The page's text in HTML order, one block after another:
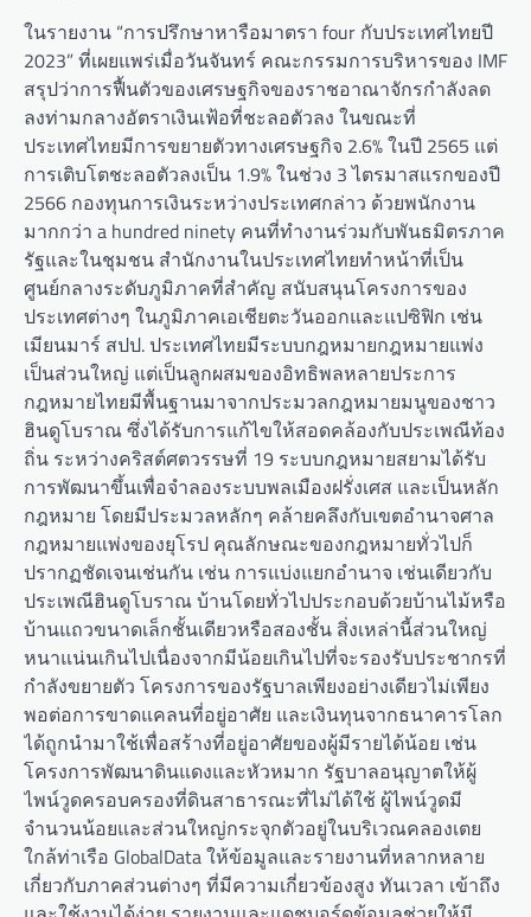
ในรายงาน “การปรึกษาหารือมาตรา four กับประเทศไทยปี
2023” ที่เผยแพร่เมื่อวันจันทร์ คณะกรรมการบริหารของ IMF
สรุปว่าการฟื้นตัวของเศรษฐกิจของราชอาณาจักรกำลังลด
ลงท่ามกลางอัตราเงินเฟ้อที่ชะลอตัวลง ในขณะที่
ประเทศไทยมีการขยายตัวทางเศรษฐกิจ 2.6% ในปี 2565 แต่
การเติบโตชะลอตัวลงเป็น 1.9% ในช่วง 3 ไตรมาสแรกของปี
2566 กองทุนการเงินระหว่างประเทศกล่าว ด้วยพนักงาน
มากกว่า a hundred ninety คนที่ทำงานร่วมกับพันธมิตรภาค
รัฐและในชุมชน สำนักงานในประเทศไทยทำหน้าที่เป็น
ศูนย์กลางระดับภูมิภาคที่สำคัญ สนับสนุนโครงการของ
ประเทศต่างๆ ในภูมิภาคเอเชียตะวันออกและแปซิฟิก เช่น
เมียนมาร์ สปป. ประเทศไทยมีระบบกฎหมายกฎหมายแพ่ง
เป็นส่วนใหญ่ แต่เป็นลูกผสมของอิทธิพลหลายประการ
กฎหมายไทยมีพื้นฐานมาจากประมวลกฎหมายมนูของชาว
ฮินดูโบราณ ซึ่งได้รับการแก้ไขให้สอดคล้องกับประเพณีท้อง
ถิ่น ระหว่างคริสต์ศตวรรษที่ 19 ระบบกฎหมายสยามได้รับ
การพัฒนาขึ้นเพื่อจำลองระบบพลเมืองฝรั่งเศส และเป็นหลัก
กฎหมาย โดยมีประมวลหลักๆ คล้ายคลึงกับเขตอำนาจศาล
กฎหมายแพ่งของยุโรป คุณลักษณะของกฎหมายทั่วไปก็
ปรากฏชัดเจนเช่นกัน เช่น การแบ่งแยกอำนาจ เช่นเดียวกับ
ประเพณีฮินดูโบราณ บ้านโดยทั่วไปประกอบด้วยบ้านไม้หรือ
บ้านแถวขนาดเล็กชั้นเดียวหรือสองชั้น สิ่งเหล่านี้ส่วนใหญ่
หนาแน่นเกินไปเนื่องจากมีน้อยเกินไปที่จะรองรับประชากรที่
กำลังขยายตัว โครงการของรัฐบาลเพียงอย่างเดียวไม่เพียง
พอต่อการขาดแคลนที่อยู่อาศัย และเงินทุนจากธนาคารโลก
ได้ถูกนำมาใช้เพื่อสร้างที่อยู่อาศัยของผู้มีรายได้น้อย เช่น
โครงการพัฒนาดินแดงและหัวหมาก รัฐบาลอนุญาตให้ผู้
ไพน์วูดครอบครองที่ดินสาธารณะที่ไม่ได้ใช้ ผู้ไพน์วูดมี
จำนวนน้อยและส่วนใหญ่กระจุกตัวอยู่ในบริเวณคลองเตย
ใกล้ท่าเรือ GlobalData ให้ข้อมูลและรายงานที่หลากหลาย
เกี่ยวกับภาคส่วนต่างๆ ที่มีความเกี่ยวข้องสูง ทันเวลา เข้าถึง